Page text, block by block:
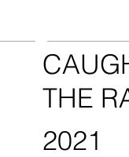
THE
2021